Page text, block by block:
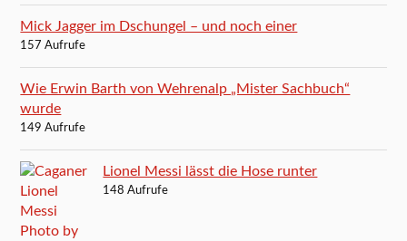
Mick Jagger im Dschungel – und noch einer
157 Aufrufe
Wie Erwin Barth von Wehrenalp „Mister Sachbuch“
wurde
149 Aufrufe
Lionel Messi lässt die Hose runter
148 Aufrufe